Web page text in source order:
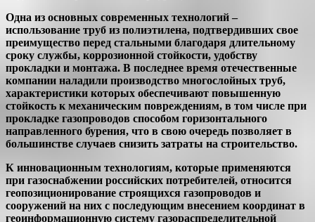
Одна из основных современных технологий –
использование труб из полиэтилена, подтвердивших свое
преимущество перед стальными благодаря длительному
сроку службы, коррозионной стойкости, удобству
прокладки и монтажа. В последнее время отечественные
компании наладили производство многослойных труб,
характеристики которых обеспечивают повышенную
стойкость к механическим повреждениям, в том числе при
прокладке газопроводов способом горизонтального
направленного бурения, что в свою очередь позволяет в
большинстве случаев снизить затраты на строительство.
К инновационным технологиям, которые применяются
при газоснабжении российских потребителей, относится
геопозиционирование строящихся газопроводов и
сооружений на них с последующим внесением координат в
геоинформационную систему газораспределительной